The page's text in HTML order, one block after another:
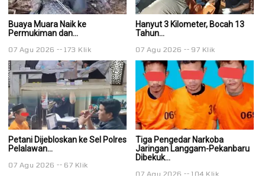
Buaya Muara Naik ke
Permukiman dan...
07 Agu 2026 173 Klik
Hanyut 3 Kilometer, Bocah 13
Tahun...
07 Agu 2026 97 Klik
Petani Dijebloskan ke Sel Polres
Pelalawan...
07 Agu 2026 67 Klik
Tiga Pengedar Narkoba
Jaringan Langgam-Pekanbaru
Dibekuk...
07 Agu 2026 104 Klik